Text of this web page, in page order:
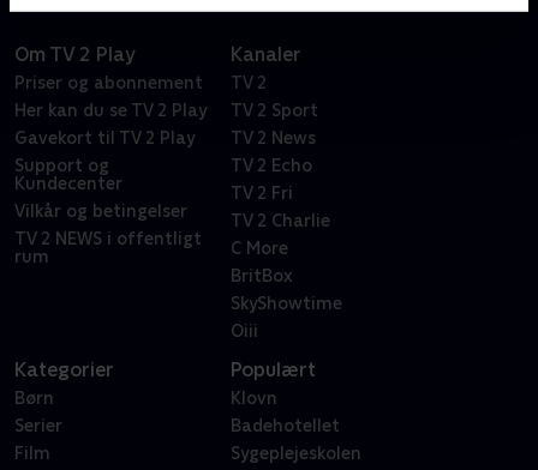
Om TV 2 Play
Priser og abonnement
Her kan du se TV 2 Play
Gavekort til TV 2 Play
Support og
Kundecenter
Vilkår og betingelser
TV 2 NEWS i offentligt
rum
Kanaler
TV 2
TV 2 Sport
TV 2 News
TV 2 Echo
TV 2 Fri
TV 2 Charlie
C More
BritBox
SkyShowtime
Oiii
Kategorier
Børn
Serier
Film
Populært
Klovn
Badehotellet
Sygeplejeskolen